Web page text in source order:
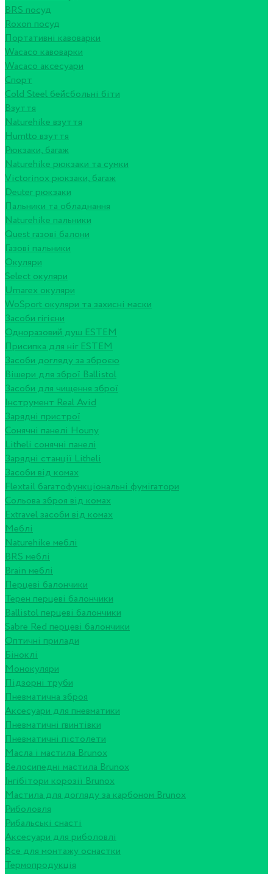
BRS посуд
Roxon посуд
Портативні кавоварки
Wacaco кавоварки
Wacaco аксесуари
Спорт
Cold Steel бейсбольні біти
Взуття
Naturehike взуття
Humtto взуття
Рюкзаки, багаж
Naturehike рюкзаки та сумки
Victorinox рюкзаки, багаж
Deuter рюкзаки
Пальники та обладнання
Naturehike пальники
Quest газові балони
Газові пальники
Окуляри
Select окуляри
Umarex окуляри
WoSport окуляри та захисні маски
Засоби гігієни
Одноразовий душ ESTEM
Присипка для ніг ESTEM
Засоби догляду за зброєю
Вішери для зброї Ballistol
Засоби для чищення зброї
Інструмент Real Avid
Зарядні пристрої
Сонячні панелі Houny
Litheli сонячні панелі
Зарядні станції Litheli
Засоби від комах
Flextail багатофункціональні фумігатори
Сольова зброя від комах
Extravel засоби від комах
Меблі
Naturehike меблі
BRS меблі
Brain меблі
Перцеві балончики
Терен перцеві балончики
Ballistol перцеві балончики
Sabre Red перцеві балончики
Оптичні прилади
Біноклі
Монокуляри
Підзорні труби
Пневматична зброя
Аксесуари для пневматики
Пневматичні гвинтівки
Пневматичні пістолети
Масла і мастила Brunox
Велосипедні мастила Brunox
Інгібітори корозії Brunox
Мастила для догляду за карбоном Brunox
Риболовля
Рибальські снасті
Аксесуари для риболовлі
Все для монтажу оснастки
Термопродукція